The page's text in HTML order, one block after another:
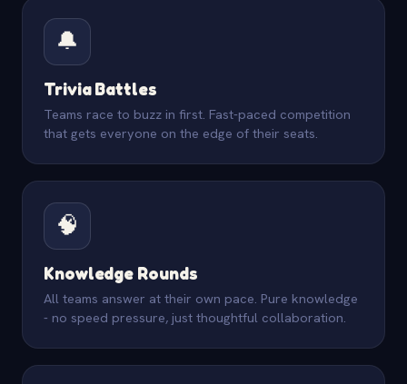
🔔
Trivia Battles
Teams race to buzz in first. Fast-paced competition
that gets everyone on the edge of their seats.
🧠
Knowledge Rounds
All teams answer at their own pace. Pure knowledge
- no speed pressure, just thoughtful collaboration.